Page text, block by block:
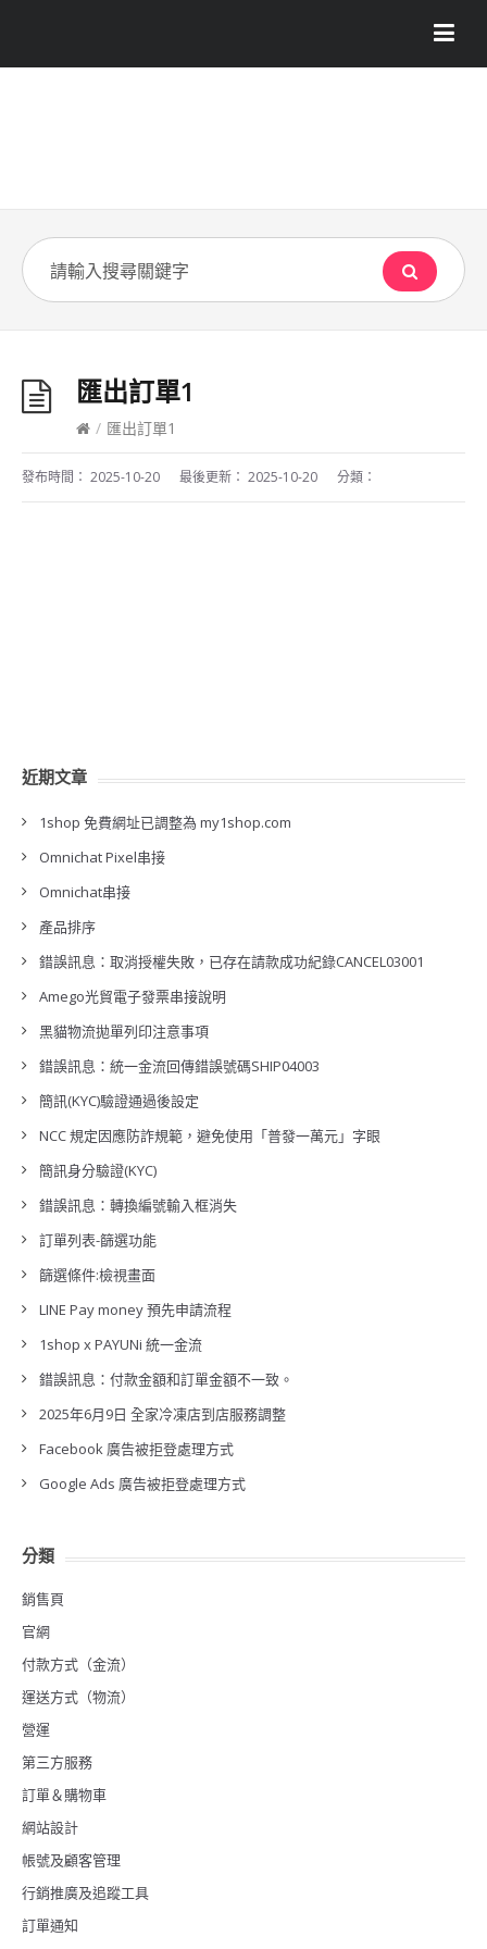
匯出訂單1
/ 匯出訂單1
發布時間： 2025-10-20 最後更新： 2025-10-20 分類：
近期文章
1shop 免費網址已調整為 my1shop.com
Omnichat Pixel串接
Omnichat串接
產品排序
錯誤訊息：取消授權失敗，已存在請款成功紀錄CANCEL03001
Amego光貿電子發票串接說明
黑貓物流拋單列印注意事項
錯誤訊息：統一金流回傳錯誤號碼SHIP04003
簡訊(KYC)驗證通過後設定
NCC 規定因應防詐規範，避免使用「普發一萬元」字眼
簡訊身分驗證(KYC)
錯誤訊息：轉換編號輸入框消失
訂單列表-篩選功能
篩選條件:檢視畫面
LINE Pay money 預先申請流程
1shop x PAYUNi 統一金流
錯誤訊息：付款金額和訂單金額不一致。
2025年6月9日 全家冷凍店到店服務調整
Facebook 廣告被拒登處理方式
Google Ads 廣告被拒登處理方式
分類
銷售頁
官網
付款方式（金流）
運送方式（物流）
營運
第三方服務
訂單＆購物車
網站設計
帳號及顧客管理
行銷推廣及追蹤工具
訂單通知